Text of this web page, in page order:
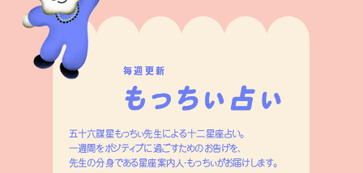
毎週更新
五十六謀星もっちぃ先生による十二星座占い。
一週間をポジティブに過ごすためのお告げを、
先生の分身である星座案内人・もっちぃがお届けします。